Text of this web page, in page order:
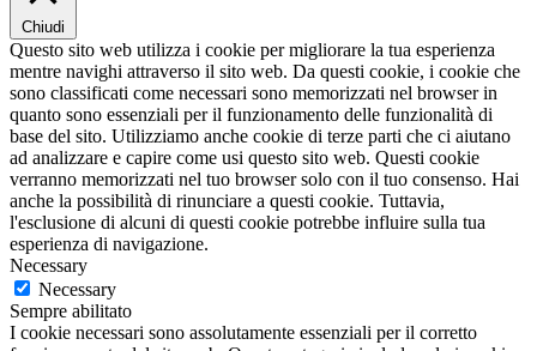
Chiudi
Questo sito web utilizza i cookie per migliorare la tua esperienza
mentre navighi attraverso il sito web. Da questi cookie, i cookie che
sono classificati come necessari sono memorizzati nel browser in
quanto sono essenziali per il funzionamento delle funzionalità di
base del sito. Utilizziamo anche cookie di terze parti che ci aiutano
ad analizzare e capire come usi questo sito web. Questi cookie
verranno memorizzati nel tuo browser solo con il tuo consenso. Hai
anche la possibilità di rinunciare a questi cookie. Tuttavia,
l'esclusione di alcuni di questi cookie potrebbe influire sulla tua
esperienza di navigazione.
Necessary
Necessary
Sempre abilitato
I cookie necessari sono assolutamente essenziali per il corretto